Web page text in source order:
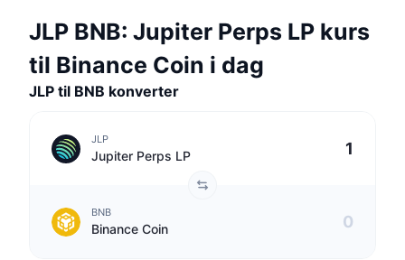
Historiske øyeblikksbilder
Tokenopplåsninger
Aktiva i den virkelige verden
Markedsoversikt
Spotmarked
Antall kryptovalutaer
Bitcoin Kassebeholdninger
BNB Kassebeholdninger
Populært
Ny
Meme-utforsker
Børser
Sentraliserte børser
Spot
Desentraliserte børser
Samfunn
Nyhetsstrøm
Direktesendinger
Krypto-API
Produkter
JLP BNB: Jupiter Perps LP kurs
til Binance Coin i dag
JLP til BNB konverter
JLP
Jupiter Perps LP
BNB
Binance Coin